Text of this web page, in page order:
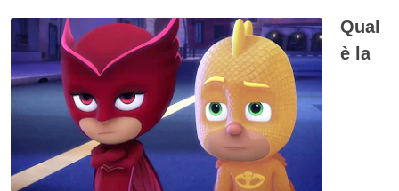
Qual
è la